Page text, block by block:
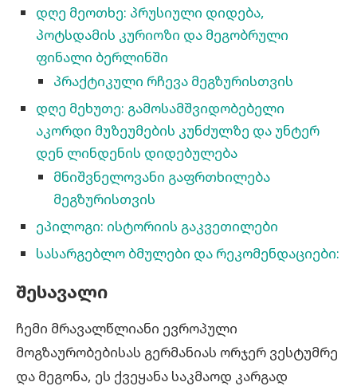
დღე მეოთხე: პრუსიული დიდება,
პოტსდამის კურიოზი და მეგობრული
ფინალი ბერლინში
პრაქტიკული რჩევა მეგზურისთვის
დღე მეხუთე: გამოსამშვიდობებელი
აკორდი მუზეუმების კუნძულზე და უნტერ
დენ ლინდენის დიდებულება
მნიშვნელოვანი გაფრთხილება
მეგზურისთვის
ეპილოგი: ისტორიის გაკვეთილები
სასარგებლო ბმულები და რეკომენდაციები:
შესავალი
ჩემი მრავალწლიანი ევროპული
მოგზაურობებისას გერმანიას ორჯერ ვესტუმრე
და მეგონა, ეს ქვეყანა საკმაოდ კარგად